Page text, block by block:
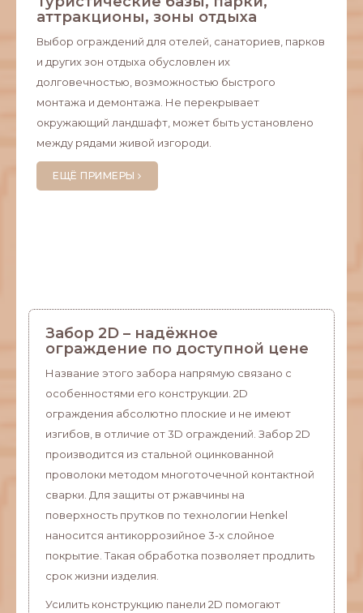
аттракционы, зоны отдыха
Выбор ограждений для отелей, санаториев, парков
и других зон отдыха обусловлен их
долговечностью, возможностью быстрого
монтажа и демонтажа. Не перекрывает
окружающий ландшафт, может быть установлено
между рядами живой изгороди.
ЕЩЁ ПРИМЕРЫ
Забор 2D – надёжное
ограждение по доступной цене
Название этого забора напрямую связано с
особенностями его конструкции. 2D
ограждения абсолютно плоские и не имеют
изгибов, в отличие от 3D ограждений. Забор 2D
производится из стальной оцинкованной
проволоки методом многоточечной контактной
сварки. Для защиты от ржавчины на
поверхность прутков по технологии Henkel
наносится антикоррозийное 3-х слойное
покрытие. Такая обработка позволяет продлить
срок жизни изделия.
Усилить конструкцию панели 2D помогают